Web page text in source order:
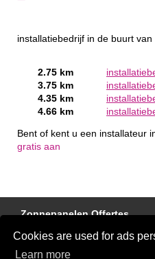
Cookies are used for ads
Learn more
installatiebedrijf in de buurt van
2.75 km
3.75 km
4.35 km
4.66 km
Bent of kent u een installateur
gratis aan
Zonnepanelen Offertes
Laadpaal Offertes